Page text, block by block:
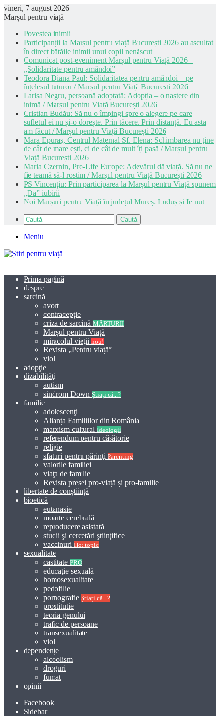
vineri, 7 august 2026
Marșul pentru viață
Povestea inimii
Participanții la Marșul pentru viață București 2026 au ascultat
în direct bătăile inimii unui copil nenăscut
Comunicat post-eveniment Marșul pentru Viață 2026 –
„Solidaritate pentru amândoi”
Teodora Diana Paul: Solidaritatea pentru amândoi – pe
înțelesul tuturor / Marșul pentru Viață București 2026
Larisa Negru, persoană adoptată: Adopția – o naștere din
inimă / Marșul pentru Viață București 2026
Cristian Budău: Să nu o împingi spre o alegere pe care
sufletul ei nu și-o dorește. Prin tăcere. Prin distanță. Eu asta
am făcut / Marșul pentru Viață București 2026
Mara Epuraș, Centrul Maternal Sf. Elena: Schimbarea nu ține
de cât de mare ești, ci de cât de mult îți pasă / Marșul pentru
Viață București 2026
Maria Czernin, Pro-Life Europe: Adevărul dă viață. Să nu ne
fie teamă să-l rostim / Marșul pentru Viață București 2026
PS Vincențiu: Prin participarea la Marșul pentru Viață spunem
„Da” iubirii
Noi Marșuri pentru Viață în județul Mureș: Luduș și Iernut
Caută
Meniu
Prima pagină
despre
sarcină
avort
contracepție
criza de sarcină MĂRTURII
Marșul pentru Viață
miracolul vieţii nou!
Revista „Pentru viață”
viol
adopţie
dizabilităţi
autism
sindrom Down Știați că...?
familie
adolescenţi
Alianța Familiilor din România
marxism cultural Ideologii
referendum pentru căsătorie
religie
sfaturi pentru părinţi Parenting
valorile familiei
viaţa de familie
Revista presei pro-viață și pro-familie
libertate de conștiință
bioetică
eutanasie
moarte cerebrală
reproducere asistată
studii şi cercetări ştiinţifice
vaccinuri Hot topic
sexualitate
castitate PRO
educaţie sexuală
homosexualitate
pedofilie
pornografie Știați că...?
prostitutie
teoria genului
trafic de persoane
transexualitate
viol
dependenţe
alcoolism
droguri
fumat
opinii
Facebook
Sidebar